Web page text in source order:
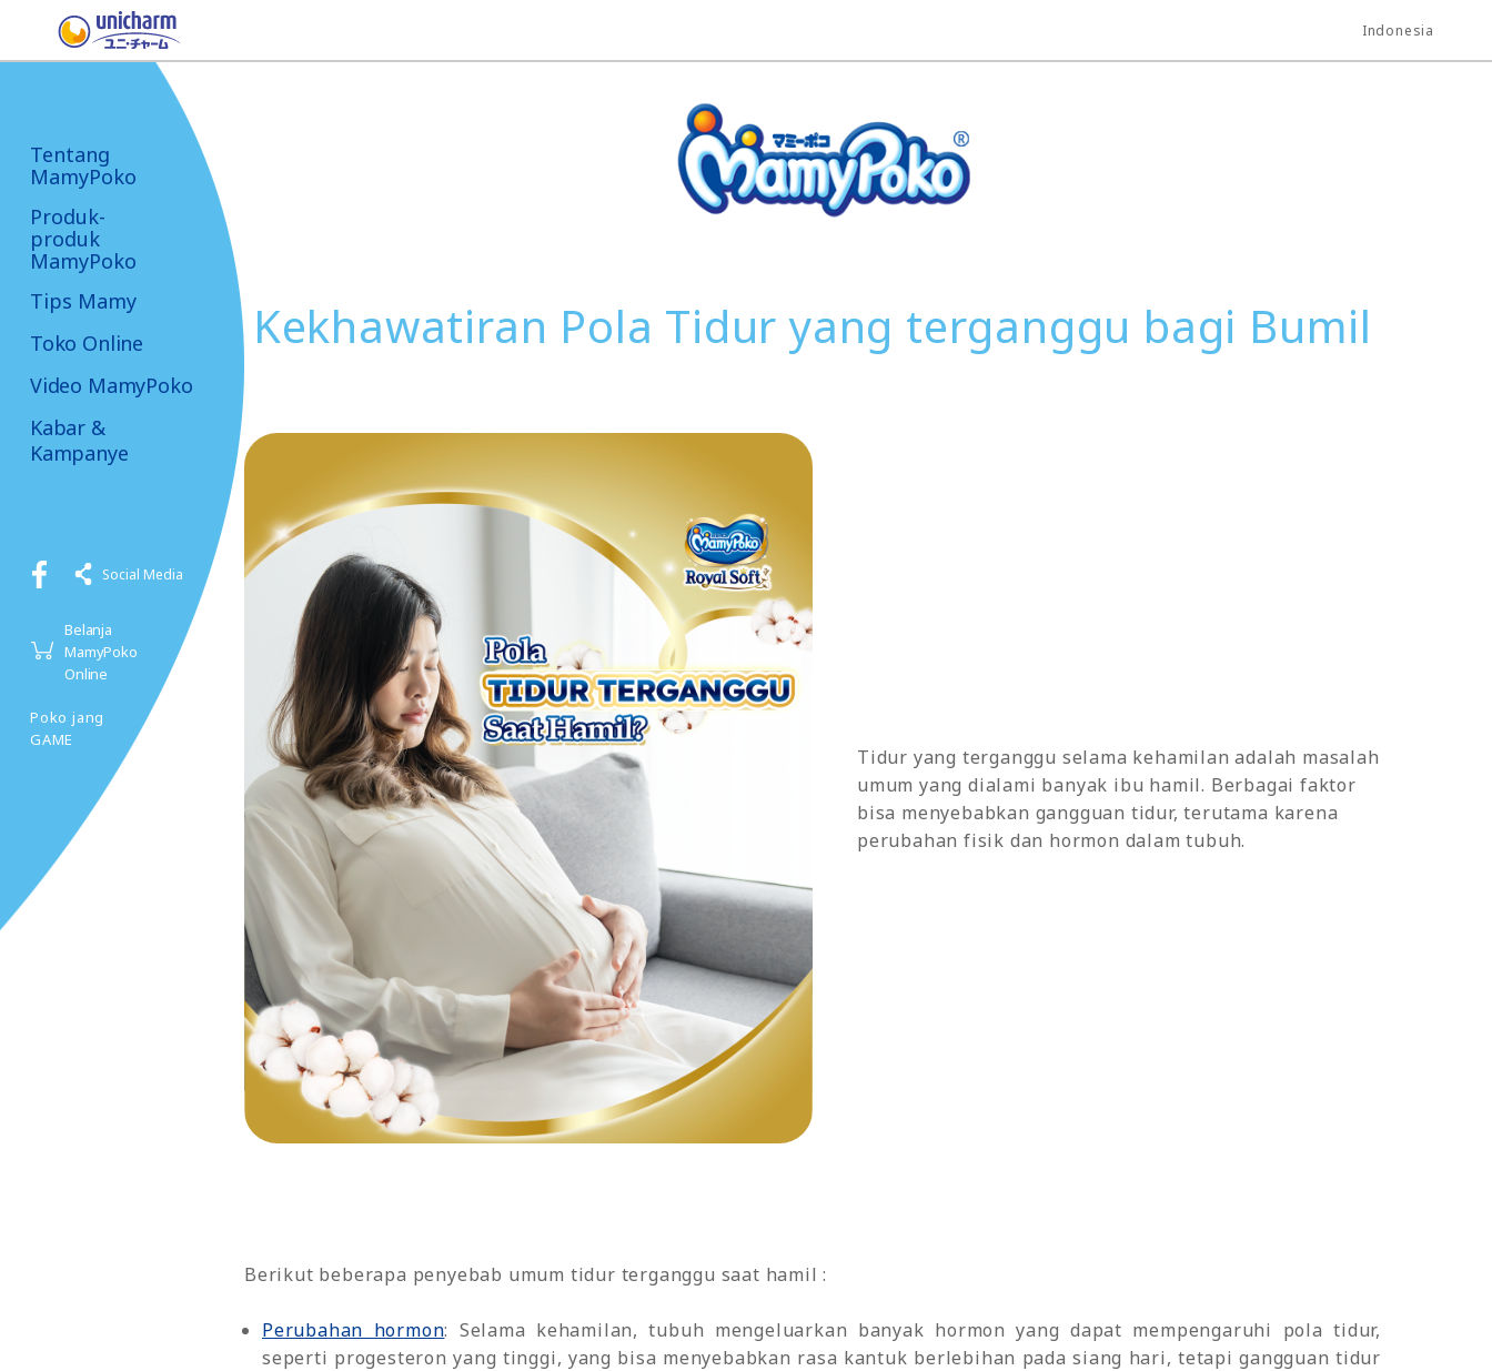
Indonesia
Tentang
MamyPoko
Produk-
produk
MamyPoko
Tips Mamy
Toko Online
Video MamyPoko
Kabar &
Kampanye
Social Media
Belanja
MamyPoko
Online
Poko jang
GAME
Kekhawatiran Pola Tidur yang terganggu bagi Bumil
Tidur yang terganggu selama kehamilan adalah masalah
umum yang dialami banyak ibu hamil. Berbagai faktor
bisa menyebabkan gangguan tidur, terutama karena
perubahan fisik dan hormon dalam tubuh.
Berikut beberapa penyebab umum tidur terganggu saat hamil :
Perubahan hormon: Selama kehamilan, tubuh mengeluarkan banyak hormon yang dapat mempengaruhi pola tidur,
seperti progesteron yang tinggi, yang bisa menyebabkan rasa kantuk berlebihan pada siang hari, tetapi gangguan tidur